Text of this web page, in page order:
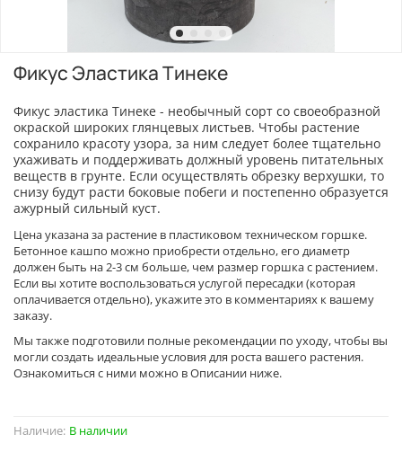
Наличие: В наличии
Фикус Эластика Тинеке
Фикус эластика Тинеке - необычный сорт со своеобразной
окраской широких глянцевых листьев. Чтобы растение
сохранило красоту узора, за ним следует более тщательно
ухаживать и поддерживать должный уровень питательных
веществ в грунте. Если осуществлять обрезку верхушки, то
снизу будут расти боковые побеги и постепенно образуется
ажурный сильный куст.
Цена указана за растение в пластиковом техническом горшке.
Бетонное кашпо можно приобрести отдельно, его диаметр
должен быть на 2-3 см больше, чем размер горшка с растением.
Если вы хотите воспользоваться услугой пересадки (которая
оплачивается отдельно), укажите это в комментариях к вашему
заказу.
Мы также подготовили полные рекомендации по уходу, чтобы вы
могли создать идеальные условия для роста вашего растения.
Ознакомиться с ними можно в Описании ниже.